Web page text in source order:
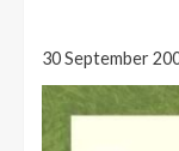
30 September